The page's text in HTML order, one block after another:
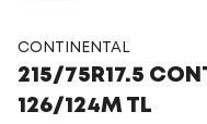
CONTINENTAL
215/75R17.5
126/124M TL